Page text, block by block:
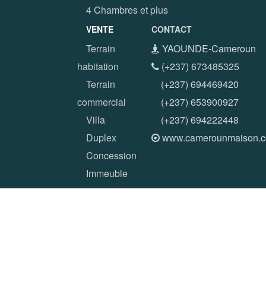
4 Chambres et plus
VENTE
Terrain
habitation
Terrain
commercial
Villa
Duplex
Concession
Immeuble
CONTACT
YAOUNDE-Cameroun
(+237) 673485325
(+237) 694469420
(+237) 653900927
(+237) 694222448